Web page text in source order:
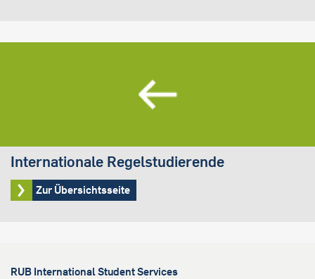
Internationale Regelstudierende
Zur Übersichtsseite
RUB International Student Services